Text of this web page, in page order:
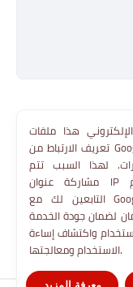
هذا ملفات
تعريف الارتباط من Google لتقديم خدماته
لهذا السبب تتم
مشاركة عنوان IP ووكيل المستخدم
التابعين لك مع Google بالإضافة إلى
لضمان جودة الخدمة
واكتشاف إساءة
الاستخدام ومعالجتها.